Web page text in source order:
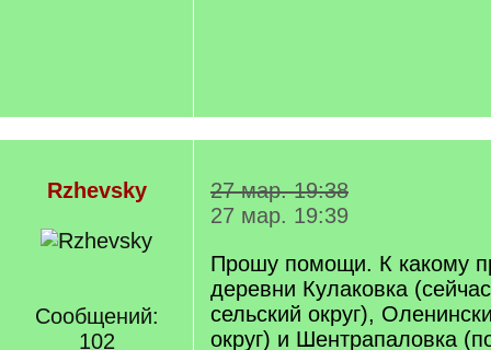
Rzhevsky
Сообщений:
102
27 мар. 19:38
27 мар. 19:39
Прошу помощи. К какому
деревни Кулаковка
сельский округ),
округ) и Шентрапаловка